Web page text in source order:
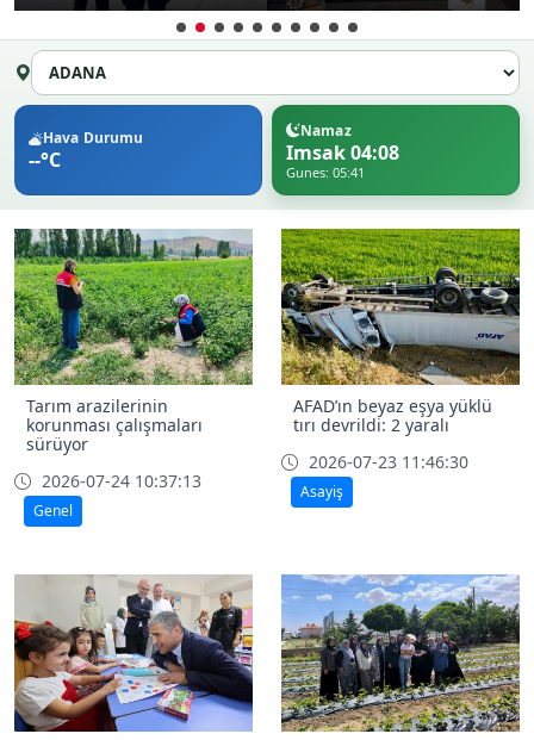
Hava Durumu
--°C
Namaz
Imsak 04:08
Gunes: 05:41
Tarım arazilerinin
korunması çalışmaları
sürüyor
2026-07-24 10:37:13
Genel
AFAD’ın beyaz eşya yüklü
tırı devrildi: 2 yaralı
2026-07-23 11:46:30
Asayiş